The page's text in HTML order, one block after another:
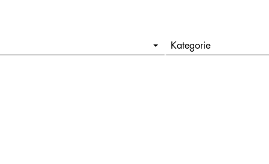
Kategorie